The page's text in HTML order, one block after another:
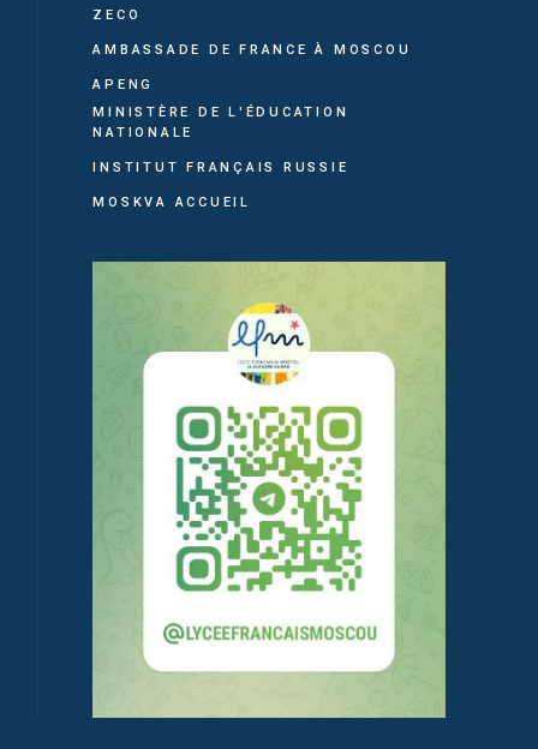
ZECO
AMBASSADE DE FRANCE À MOSCOU
APENG
MINISTÈRE DE L'ÉDUCATION
NATIONALE
INSTITUT FRANÇAIS RUSSIE
MOSKVA ACCUEIL